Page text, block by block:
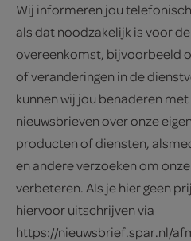
Wij informeren jou
als dat noodzakelijk is voor
overeenkomst, bijvoorbeeld
of veranderingen in de
kunnen wij jou benaderen
nieuwsbrieven over onze
producten of diensten,
en andere verzoeken om
verbeteren. Als je hier geen
hiervoor uitschrijven via
https://nieuwsbrief.spar.nl/